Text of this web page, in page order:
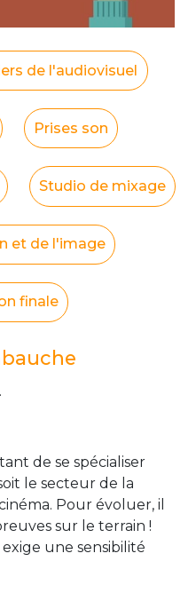
de l'audiovisuel
Prises son
Studio de mixage
et de l'image
finale
de se spécialiser
le secteur de la
Pour évoluer, il
sur le terrain !
une sensibilité